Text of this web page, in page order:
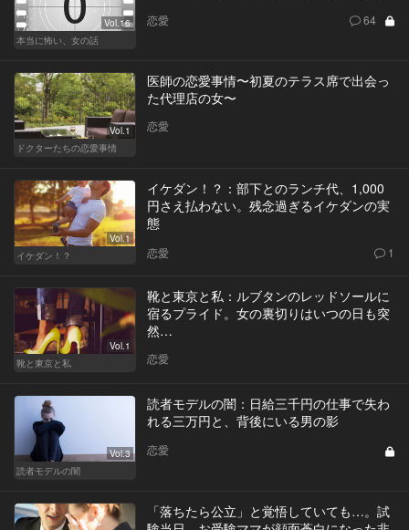
Vol.16
本当に怖い、女の話
恋愛 64
Vol.1
ドクターたちの恋愛事情
医師の恋愛事情〜初夏のテラス席で出会っ
た代理店の女〜
恋愛
Vol.1
イケダン！？
イケダン！？：部下とのランチ代、1,000
円さえ払わない。残念過ぎるイケダンの実
態
恋愛 1
Vol.1
靴と東京と私
靴と東京と私：ルブタンのレッドソールに
宿るプライド。女の裏切りはいつの日も突
然…
恋愛
Vol.3
読者モデルの闇
読者モデルの闇：日給三千円の仕事で失わ
れる三万円と、背後にいる男の影
恋愛
「落ちたら公立」と覚悟していても…。試